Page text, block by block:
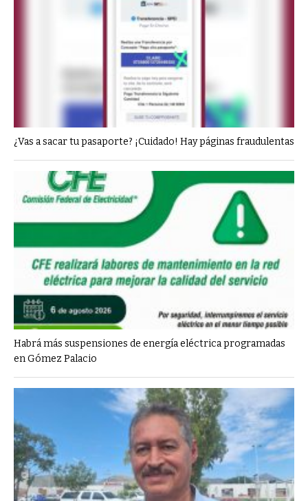
¿Vas a sacar tu pasaporte? ¡Cuidado! Hay páginas fraudulentas
Habrá más suspensiones de energía eléctrica programadas
en Gómez Palacio